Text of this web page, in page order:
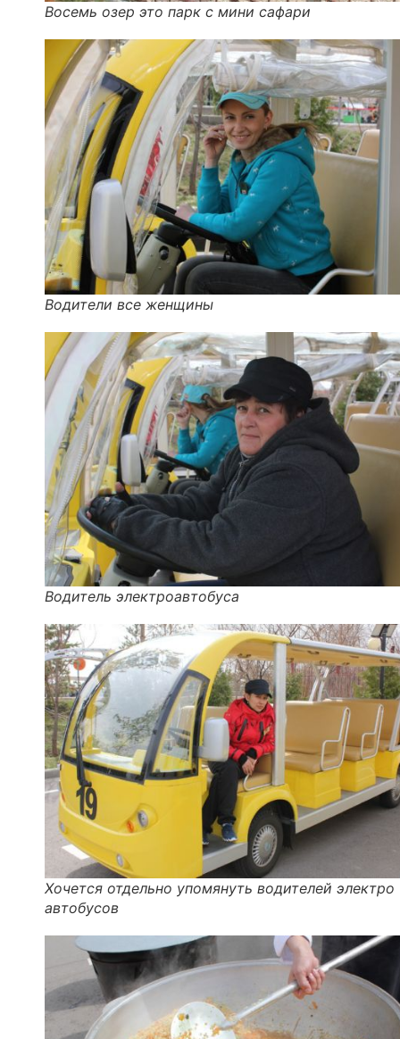
Восемь озер это парк с мини сафари
Водители все женщины
Водитель электроавтобуса
Хочется отдельно упомянуть водителей электро
автобусов